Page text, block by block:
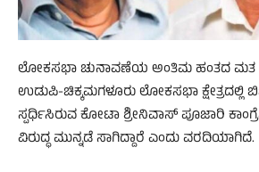
ಲೋಕಸಭಾ ಚುನಾವಣೆಯ ಅಂತಿಮ ಹಂತದ ಮತ
ಉಡುಪಿ-ಚಿಕ್ಕಮಗಳೂರು ಲೋಕಸಭಾ
ಸ್ಪರ್ಧಿಸಿರುವ ಕೋಟಾ ಶ್ರೀನಿವಾಸ್ ಪೂಜಾರಿ
ವಿರುದ್ಧ ಮುನ್ನಡೆ ಸಾಗಿದ್ದಾರೆ ಎಂದು ವರದಿಯಾಗಿದೆ.